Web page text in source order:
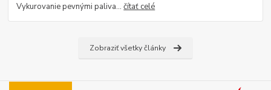
Vykurovanie pevnými paliva...čítať celé
Zobraziť všetky články